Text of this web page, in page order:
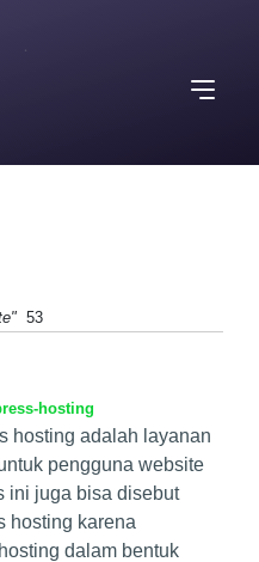
53
hosting
hosting adalah layanan
pengguna website
ini juga bisa disebut
hosting karena
dalam bentuk